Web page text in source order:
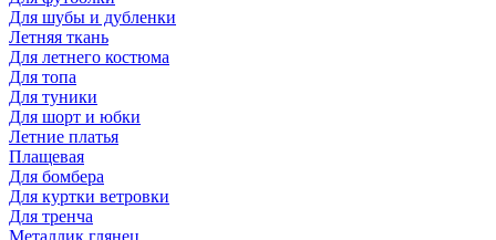
Для шубы и дубленки
Летняя ткань
Для летнего костюма
Для топа
Для туники
Для шорт и юбки
Летние платья
Плащевая
Для бомбера
Для куртки ветровки
Для тренча
Металлик глянец